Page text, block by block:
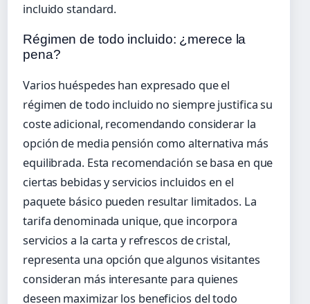
incluido standard.
Régimen de todo incluido: ¿merece la
pena?
Varios huéspedes han expresado que el
régimen de todo incluido no siempre justifica su
coste adicional, recomendando considerar la
opción de media pensión como alternativa más
equilibrada. Esta recomendación se basa en que
ciertas bebidas y servicios incluidos en el
paquete básico pueden resultar limitados. La
tarifa denominada unique, que incorpora
servicios a la carta y refrescos de cristal,
representa una opción que algunos visitantes
consideran más interesante para quienes
deseen maximizar los beneficios del todo